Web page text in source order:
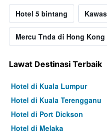
Hotel 5 bintang
Mercu Tnda di Hong Kong
Lawat Destinasi Terbaik
Hotel di Kuala Lumpur
Hotel di Kuala Terengganu
Hotel di Port Dickson
Hotel di Melaka